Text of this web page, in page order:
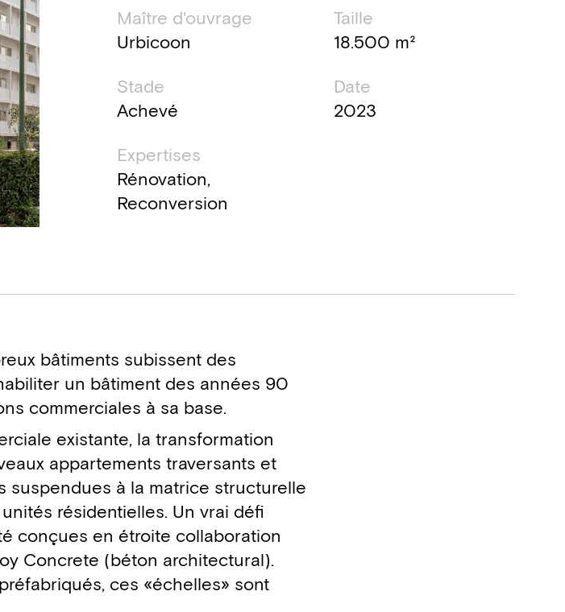
Maître d'ouvrage
Urbicoon
Taille
18.500 m²
Stade
Achevé
Date
2023
Expertises
Rénovation,
Reconversion
bâtiments subissent des
un bâtiment des années 90
commerciales à sa base.
existante, la transformation
appartements traversants et
suspendues à la matrice structurelle
résidentielles. Un vrai défi
conçues en étroite collaboration
Concrete (béton architectural).
ces «échelles» sont